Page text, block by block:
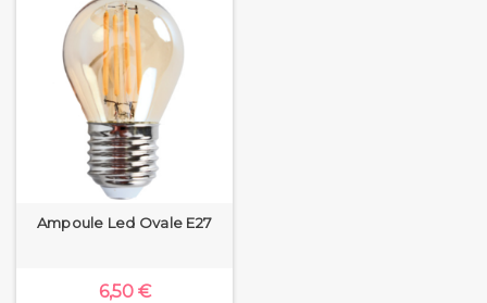
Ampoule Led Ovale E27
6,50 €